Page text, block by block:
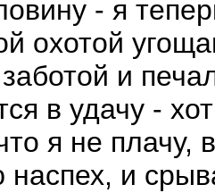
- я
охотой
и
в удачу -
я не плачу,
и